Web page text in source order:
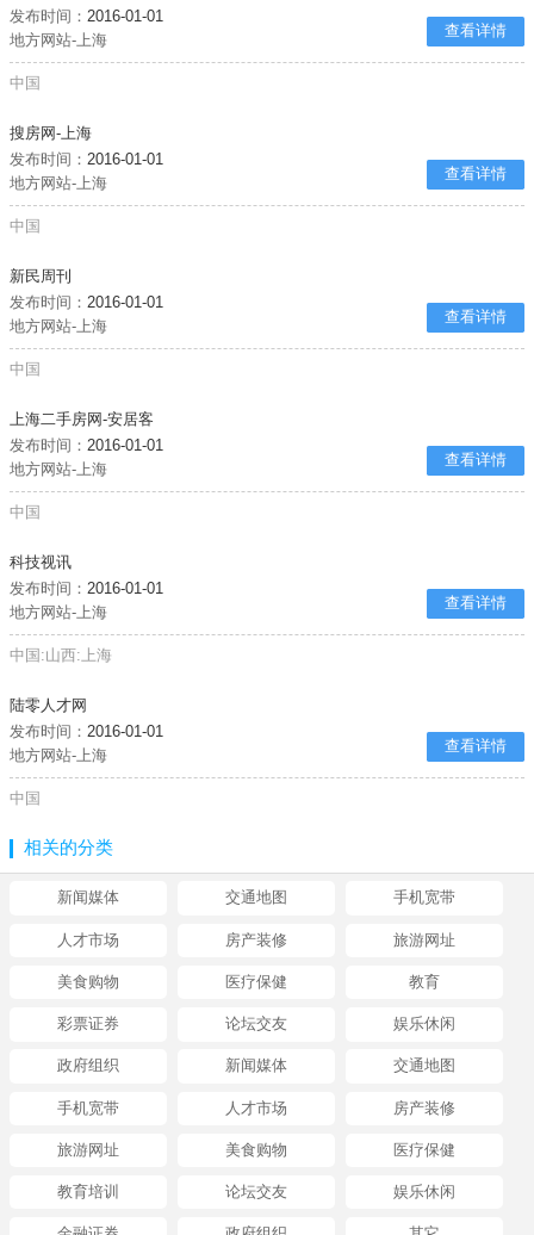
发布时间：2016-01-01
地方网站-上海
查看详情
中国
搜房网-上海
发布时间：2016-01-01
地方网站-上海
查看详情
中国
新民周刊
发布时间：2016-01-01
地方网站-上海
查看详情
中国
上海二手房网-安居客
发布时间：2016-01-01
地方网站-上海
查看详情
中国
科技视讯
发布时间：2016-01-01
地方网站-上海
查看详情
中国:山西:上海
陆零人才网
发布时间：2016-01-01
地方网站-上海
查看详情
中国
相关的分类
新闻媒体 交通地图 手机宽带
人才市场 房产装修 旅游网址
美食购物 医疗保健 教育
彩票证券 论坛交友 娱乐休闲
政府组织 新闻媒体 交通地图
手机宽带 人才市场 房产装修
旅游网址 美食购物 医疗保健
教育培训 论坛交友 娱乐休闲